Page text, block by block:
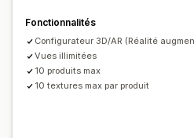
Gestion des SKU
Disponibilité
Mises à jour automatiques
Fonctionnalités
Configurateur 3D/AR (Réalité
Vues illimitées
10 produits max
10 textures max par produit